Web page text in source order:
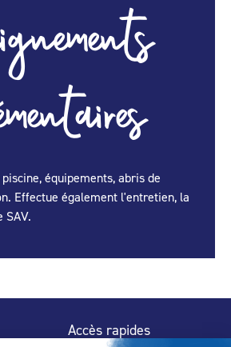
équipements, abris de
Effectue également l'entretien, la
SAV.
Accès rapides